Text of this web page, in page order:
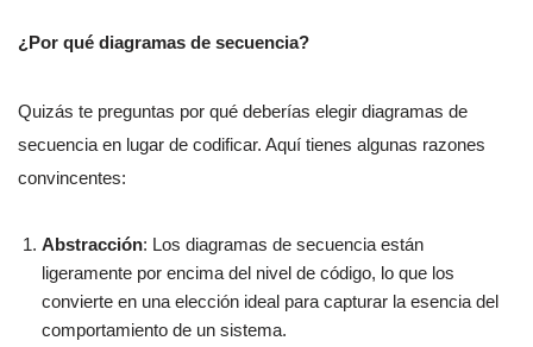
¿Por qué diagramas de secuencia?
Quizás te preguntas por qué deberías elegir diagramas de
secuencia en lugar de codificar. Aquí tienes algunas razones
convincentes:
Abstracción: Los diagramas de secuencia están
ligeramente por encima del nivel de código, lo que los
convierte en una elección ideal para capturar la esencia del
comportamiento de un sistema.